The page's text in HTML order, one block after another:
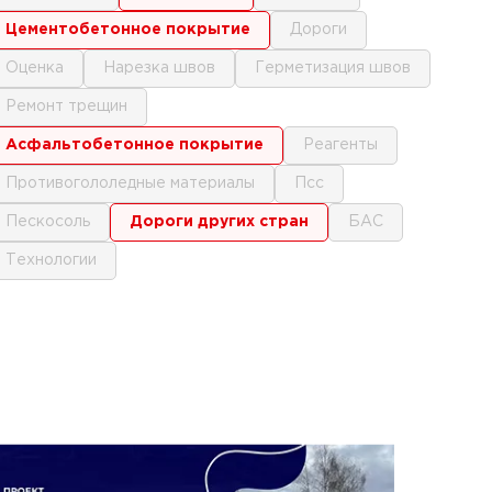
цементобетонное покрытие дороги
оценка нарезка швов герметизация швов
ремонт трещин
асфальтобетонное покрытие реагенты
противогололедные материалы псс
пескосоль дороги других стран БАС
технологии